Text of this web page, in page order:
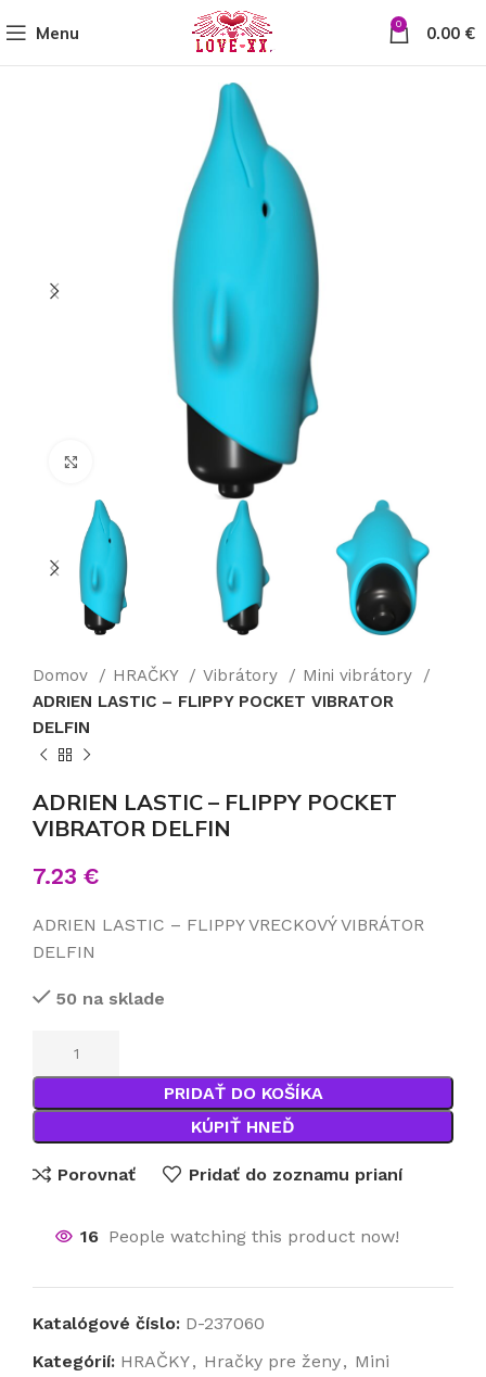
Menu 0 0.00 €
Click to enlarge
Domov HRAČKY Vibrátory
Mini vibrátory
ADRIEN LASTIC – FLIPPY POCKET VIBRATOR
DELFIN
ADRIEN LASTIC – FLIPPY POCKET
VIBRATOR DELFIN
7.23 €
ADRIEN LASTIC – FLIPPY VRECKOVÝ VIBRÁTOR
DELFIN
50 na sklade
PRIDAŤ DO KOŠÍKA
KÚPIŤ HNEĎ
Porovnať Pridať do zoznamu prianí
16 People watching this product now!
Katalógové číslo: D-237060
Kategórií: HRAČKY, Hračky pre ženy, Mini